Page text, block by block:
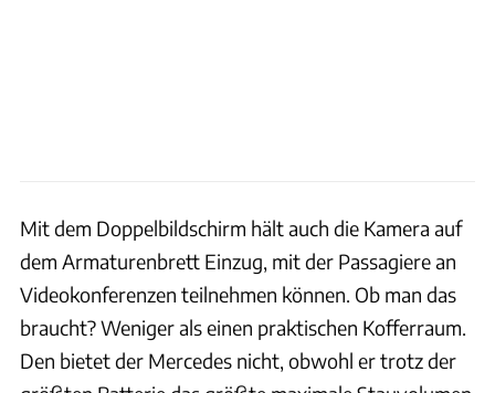
Mit dem Doppelbildschirm hält auch die Kamera auf
dem Armaturenbrett Einzug, mit der Passagiere an
Videokonferenzen teilnehmen können. Ob man das
braucht? Weniger als einen praktischen Kofferraum.
Den bietet der Mercedes nicht, obwohl er trotz der